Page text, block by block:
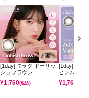
[1day] モラク ドーリッ
シュブラウン
¥1,760(税込)
[1day] ミレ
ピンムーン
¥1,760